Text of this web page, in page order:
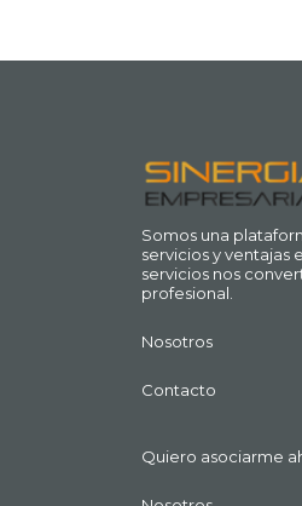
Somos una
servicios y ventajas
servicios nos
profesional.
Nosotros
Contacto
Quiero asociarme